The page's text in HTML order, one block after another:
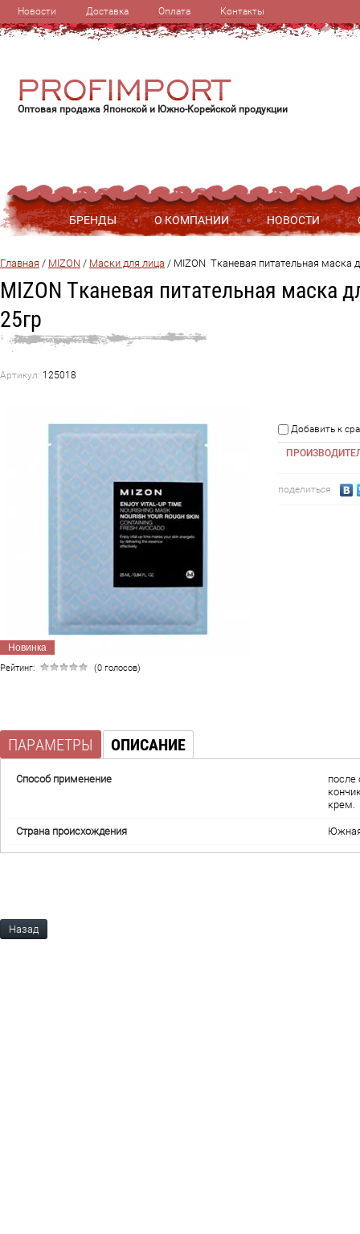
Новости Доставка Оплата Контакты
Оптовая продажа Японской и Южно-Корейской продукции
БРЕНДЫ О КОМПАНИИ НОВОСТИ
Главная / MIZON / Маски для лица / MIZON  Тканевая питательная маска
MIZON Тканевая питательная маска
25гр
Артикул: 125018
Новинка
Рейтинг: (0 голосов)
Добавить к
поделиться
ПАРАМЕТРЫ ОПИСАНИЕ
Способ применение
после
крем.
Страна происхождения
Назад